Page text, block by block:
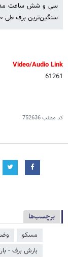
سی و شش ساعت
سنگین‌ترین برف طی ۶۰ سال گذشته در این کشور را در پی داشت.
Video/Audio Link
61261
کد مطلب752636
برچسب‌ها
مسکو
بارش برف -